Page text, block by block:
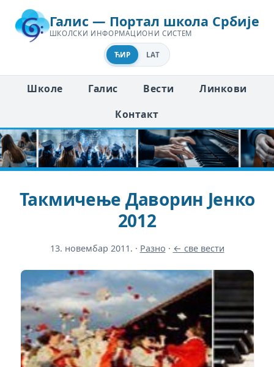
Галис — Портал школа Србије
ШКОЛСКИ ИНФОРМАЦИОНИ СИСТЕМ
ЋИР LAT
Школе Галис Вести
Линкови
Контакт
Такмичење Даворин Јенко
2012
13. новембар 2011. · Разно · ← све вести